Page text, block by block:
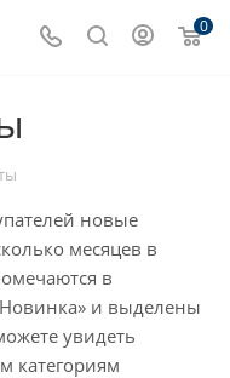
0
новые
месяцев в
в
и выделены
увидеть
категориям